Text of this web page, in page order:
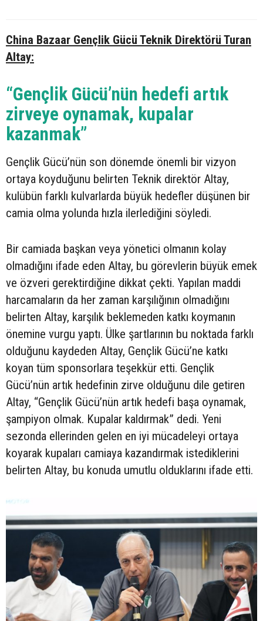
China Bazaar Gençlik Gücü Teknik Direktörü Turan
Altay:
“Gençlik Gücü’nün hedefi artık
zirveye oynamak, kupalar
kazanmak”
Gençlik Gücü’nün son dönemde önemli bir vizyon
ortaya koyduğunu belirten Teknik direktör Altay,
kulübün farklı kulvarlarda büyük hedefler düşünen bir
camia olma yolunda hızla ilerlediğini söyledi.
Bir camiada başkan veya yönetici olmanın kolay
olmadığını ifade eden Altay, bu görevlerin büyük emek
ve özveri gerektirdiğine dikkat çekti. Yapılan maddi
harcamaların da her zaman karşılığının olmadığını
belirten Altay, karşılık beklemeden katkı koymanın
önemine vurgu yaptı. Ülke şartlarının bu noktada farklı
olduğunu kaydeden Altay, Gençlik Gücü’ne katkı
koyan tüm sponsorlara teşekkür etti. Gençlik
Gücü’nün artık hedefinin zirve olduğunu dile getiren
Altay, “Gençlik Gücü’nün artık hedefi başa oynamak,
şampiyon olmak. Kupalar kaldırmak” dedi. Yeni
sezonda ellerinden gelen en iyi mücadeleyi ortaya
koyarak kupaları camiaya kazandırmak istediklerini
belirten Altay, bu konuda umutlu olduklarını ifade etti.